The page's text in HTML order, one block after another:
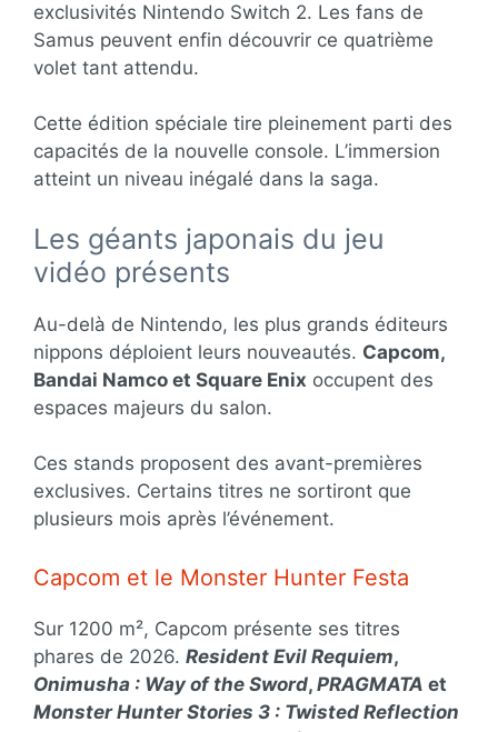
exclusivités Nintendo Switch 2. Les fans de
Samus peuvent enfin découvrir ce quatrième
volet tant attendu.
Cette édition spéciale tire pleinement parti des
capacités de la nouvelle console. L’immersion
atteint un niveau inégalé dans la saga.
Les géants japonais du jeu
vidéo présents
Au-delà de Nintendo, les plus grands éditeurs
nippons déploient leurs nouveautés. Capcom,
Bandai Namco et Square Enix occupent des
espaces majeurs du salon.
Ces stands proposent des avant-premières
exclusives. Certains titres ne sortiront que
plusieurs mois après l’événement.
Capcom et le Monster Hunter Festa
Sur 1200 m², Capcom présente ses titres
phares de 2026. Resident Evil Requiem,
Onimusha : Way of the Sword, PRAGMATA et
Monster Hunter Stories 3 : Twisted Reflection